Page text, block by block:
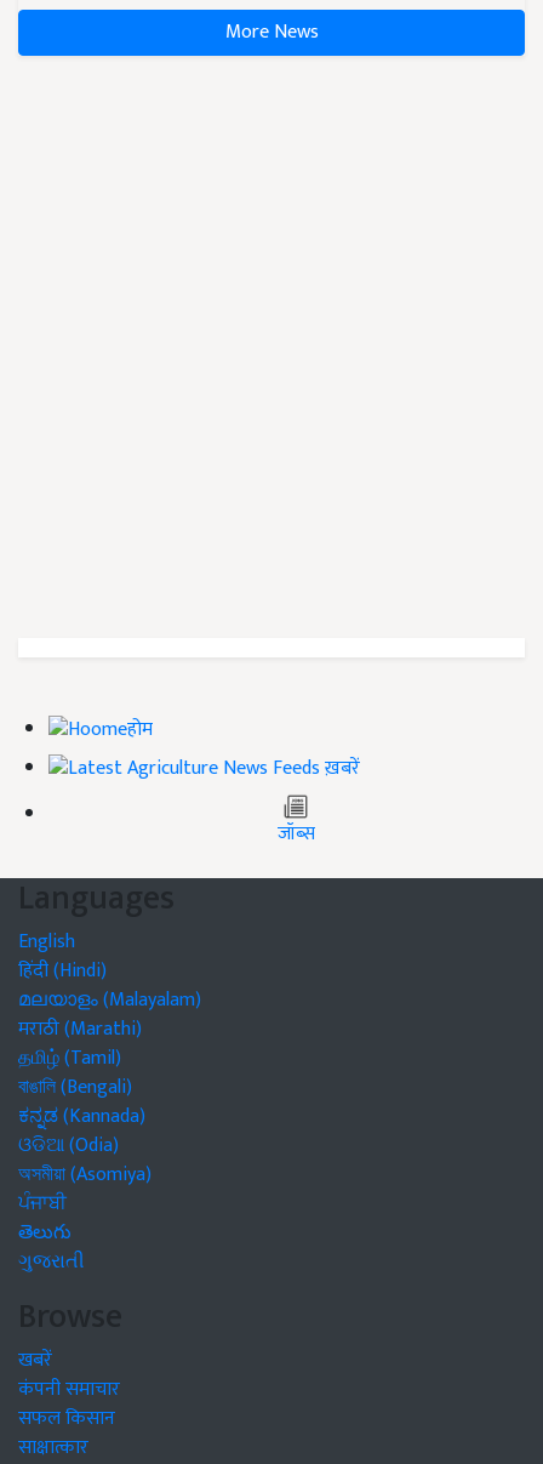
More News
होम
ख़बरें
जॉब्स
Languages
English
हिंदी (Hindi)
മലയാളം (Malayalam)
मराठी (Marathi)
தமிழ் (Tamil)
বাঙালি (Bengali)
ಕನ್ನಡ (Kannada)
ଓଡିଆ (Odia)
অসমীয়া (Asomiya)
ਪੰਜਾਬੀ
తెలుగు
ગુજરાતી
Browse
खबरें
कंपनी समाचार
सफल किसान
साक्षात्कार